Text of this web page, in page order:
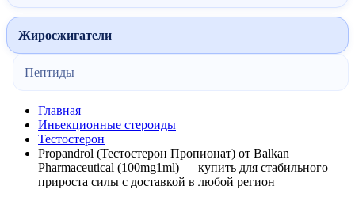
Жиросжигатели
Пептиды
Главная
Иньекционные стероиды
Тестостерон
Propandrol (Тестостерон Пропионат) от Balkan
Pharmaceutical (100mg1ml) — купить для стабильного
прироста силы с доставкой в любой регион